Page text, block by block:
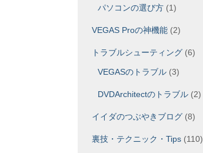
パソコンの選び方(1)
VEGAS Proの神機能(2)
トラブルシューティング(6)
VEGASのトラブル(3)
DVDArchitectのトラブル(2)
イイダのつぶやきブログ(8)
裏技・テクニック・Tips(110)